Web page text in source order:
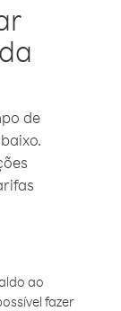
de
ao
fazer